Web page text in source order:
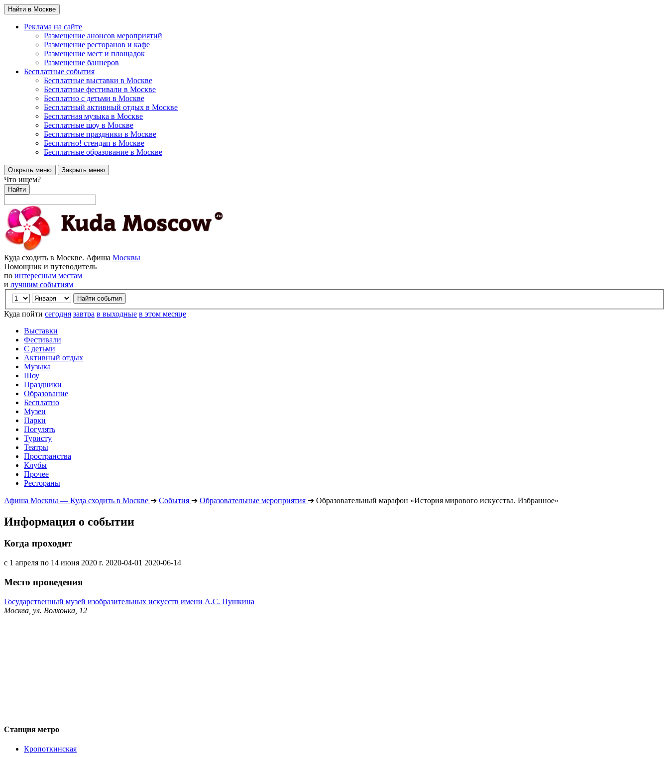
Найти в Москве
Реклама на сайте
Размещение анонсов мероприятий
Размещение ресторанов и кафе
Размещение мест и площадок
Размещение баннеров
Бесплатные события
Бесплатные выставки в Москве
Бесплатные фестивали в Москве
Бесплатно с детьми в Москве
Бесплатный активный отдых в Москве
Бесплатная музыка в Москве
Бесплатные шоу в Москве
Бесплатные праздники в Москве
Бесплатно! стендап в Москве
Бесплатные образование в Москве
Открыть меню Закрыть меню
Что ищем?
Найти
Куда сходить в Москве. Афиша Москвы
Помощник и путеводитель
по интересным местам
и лучшим событиям
Куда пойти сегодня завтра в выходные в этом месяце
Выставки
Фестивали
С детьми
Активный отдых
Музыка
Шоу
Праздники
Образование
Бесплатно
Музеи
Парки
Погулять
Туристу
Театры
Пространства
Клубы
Прочее
Рестораны
Афиша Москвы — Куда сходить в Москве ➔ События ➔ Образовательные мероприятия ➔ Образовательный марафон «История мирового искусства. Избранное»
Информация о событии
Когда проходит
с 1 апреля по 14 июня 2020 г. 2020-04-01 2020-06-14
Место проведения
Государственный музей изобразительных искусств имени А.С. Пушкина
Москва, ул. Волхонка, 12
Станция метро
Кропоткинская